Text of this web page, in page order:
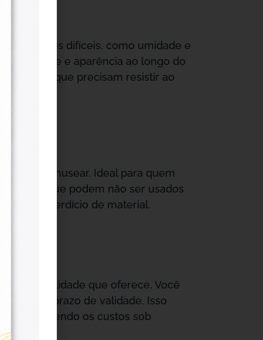
ambientes difíceis, como umidade e
integridade e aparência ao longo do
finais, que precisam resistir ao
e manusear. Ideal para quem
que podem não ser usados
o desperdício de material.
é a flexibilidade que oferece. Você
com prazo de validade. Isso
e mantendo os custos sob